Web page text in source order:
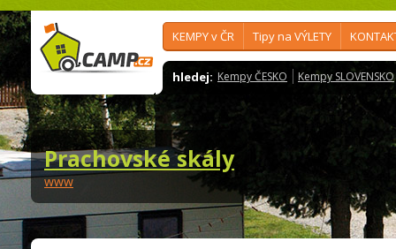
KEMPY v ČR Tipy na VÝLETY
hledej: Kempy ČESKO Kempy SLOVENSKO
Prachovské skály
www